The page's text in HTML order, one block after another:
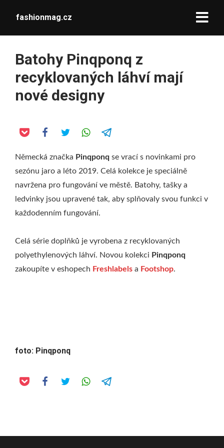
fashionmag.cz
Batohy Pinqponq z
recyklovaných láhví mají
nové designy
Německá značka Pinqponq se vrací s novinkami pro
sezónu jaro a léto 2019. Celá kolekce je speciálně
navržena pro fungování ve městě. Batohy, tašky a
ledvinky jsou upravené tak, aby splňovaly svou funkci v
každodenním fungování.
Celá série doplňků je vyrobena z recyklovaných
polyethylenových láhví. Novou kolekci Pinqponq
zakoupíte v eshopech Freshlabels a Footshop.
foto: Pinqponq